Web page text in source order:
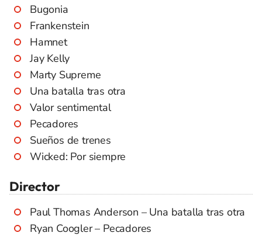
Bugonia
Frankenstein
Hamnet
Jay Kelly
Marty Supreme
Una batalla tras otra
Valor sentimental
Pecadores
Sueños de trenes
Wicked: Por siempre
Director
Paul Thomas Anderson – Una batalla tras otra
Ryan Coogler – Pecadores